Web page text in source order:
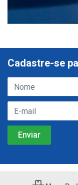
Cadastre-se